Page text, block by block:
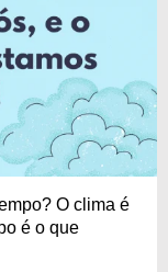
O clima é
é o que